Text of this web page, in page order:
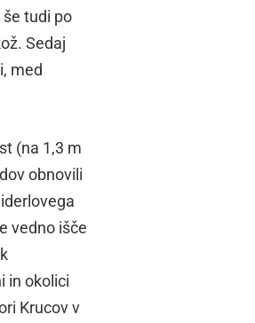
še tudi po
Sedaj
med
(na 1,3 m
obnovili
vedno išče
in okolici
Krucov v